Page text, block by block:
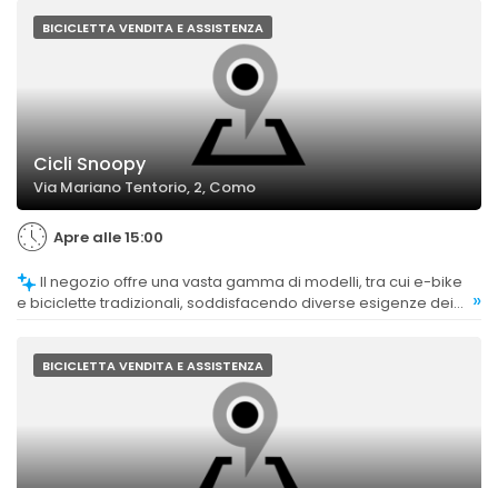
BICICLETTA VENDITA E ASSISTENZA
Cicli Snoopy
Via Mariano Tentorio, 2, Como
Apre alle 15:00
e biciclette tradizionali, soddisfacendo diverse esigenze dei
»
BICICLETTA VENDITA E ASSISTENZA